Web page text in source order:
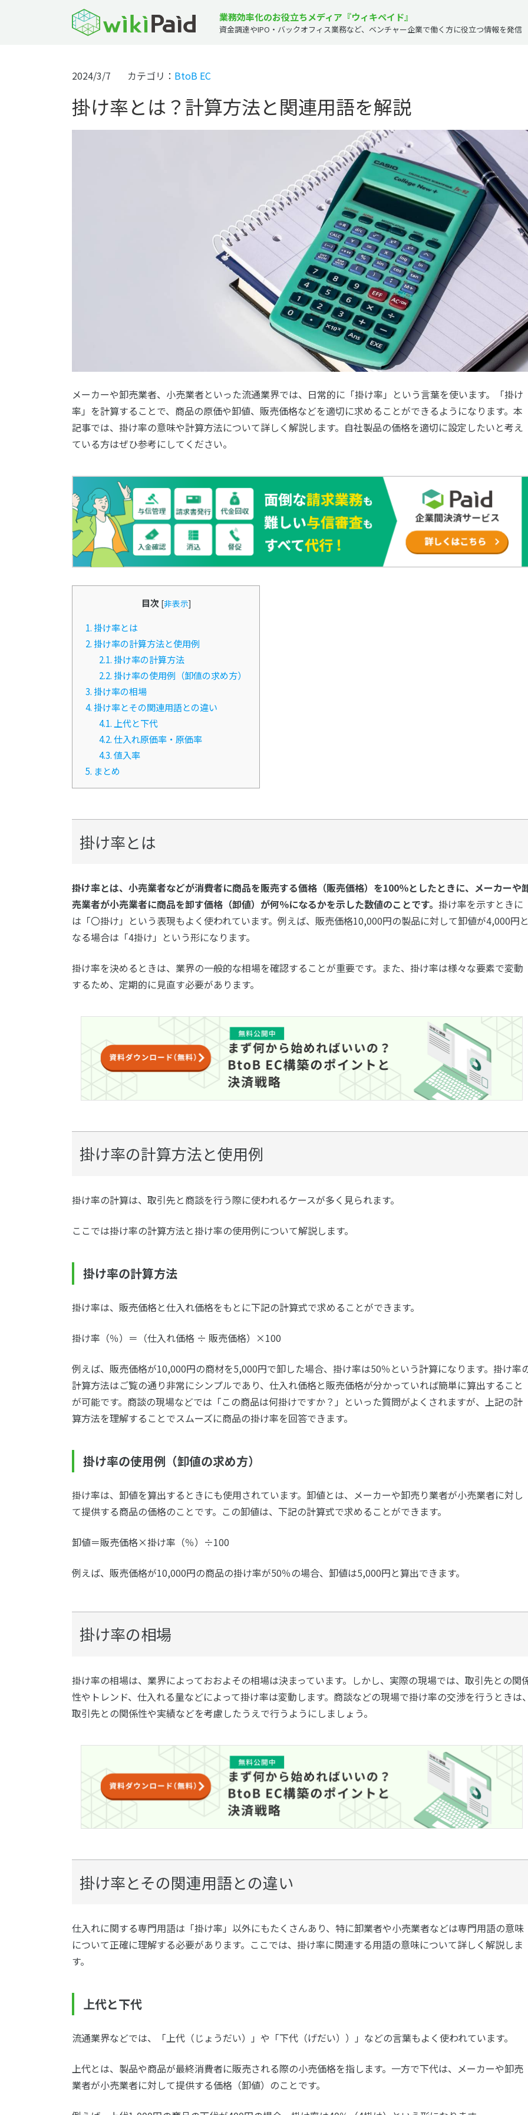
業務効率化のお役立ちメディア『ウィキペイド』
資金調達やIPO・バックオフィス業務など、 ベンチャー企業で働く方に役立つ情報を発信
2024/3/7 カテゴリ： BtoB EC
掛け率とは？計算方法と関連用語を解説
メーカーや卸売業者、小売業者といった流通業界では、日常的に「掛け率」という言葉を使います。「掛け
率」を計算することで、商品の原価や卸値、販売価格などを適切に求めることができるようになります。本
記事では、掛け率の意味や計算方法について詳しく解説します。自社製品の価格を適切に設定したいと考え
ている方はぜひ参考にしてください。
目次 [非表示]
1. 掛け率とは
2. 掛け率の計算方法と使用例
2.1. 掛け率の計算方法
2.2. 掛け率の使用例（卸値の求め方）
3. 掛け率の相場
4. 掛け率とその関連用語との違い
4.1. 上代と下代
4.2.仕入れ原価率・原価率
4.3.値入率
5. まとめ
掛け率とは
掛け率とは、小売業者などが消費者に商品を販売する価格（販売価格）を100％としたときに、メーカーや
売業者が小売業者に商品を卸す価格（卸値）が何％になるかを示した数値のことです。 掛け率を示すときに
は「〇掛け」という表現もよく使われています。例えば、販売価格10,000円の製品に対して卸値が4,000円
なる場合は「4掛け」という形になります。
掛け率を決めるときは、業界の一般的な相場を確認することが重要です。また、掛け率は様々な要素で変動
するため、定期的に見直す必要があります。
掛け率の計算方法と使用例
掛け率の計算は、取引先と商談を行う際に使われるケースが多く見られます。
ここでは掛け率の計算方法と掛け率の使用例について解説します。
掛け率の計算方法
掛け率は、販売価格と仕入れ価格をもとに下記の計算式で求めることができます。
掛け率（％）＝（仕入れ価格 ÷ 販売価格）×100
例えば、販売価格が10,000円の商材を5,000円で卸した場合、掛け率は50％という計算になります。掛け率
計算方法はご覧の通り非常にシンプルであり、仕入れ価格と販売価格が分かっていれば簡単に算出すること
が可能です。商談の現場などでは「この商品は何掛けですか？」といった質問がよくされますが、上記の計
算方法を理解することでスムーズに商品の掛け率を回答できます。
掛け率の使用例（卸値の求め方）
掛け率は、卸値を算出するときにも使用されています。卸値とは、メーカーや卸売り業者が小売業者に対し
て提供する商品の価格のことです。この卸値は、下記の計算式で求めることができます。
卸値＝販売価格×掛け率（％）÷100
例えば、販売価格が10,000円の商品の掛け率が50％の場合、卸値は5,000円と算出できます。
掛け率の相場
掛け率の相場は、業界によっておおよその相場は決まっています。しかし、実際の現場では、取引先との関
性やトレンド、仕入れる量などによって掛け率は変動します。商談などの現場で掛け率の交渉を行うときは
取引先との関係性や実績などを考慮したうえで行うようにしましょう。
掛け率とその関連用語との違い
仕入れに関する専門用語は「掛け率」以外にもたくさんあり、特に卸業者や小売業者などは専門用語の意味
について正確に理解する必要があります。ここでは、掛け率に関連する用語の意味について詳しく解説しま
す。
上代と下代
流通業界などでは、「上代（じょうだい）」や「下代（げだい））」などの言葉もよく使われています。
上代とは、製品や商品が最終消費者に販売される際の小売価格を指します。一方で下代は、メーカーや卸売
業者が小売業者に対して提供する価格（卸値）のことです。